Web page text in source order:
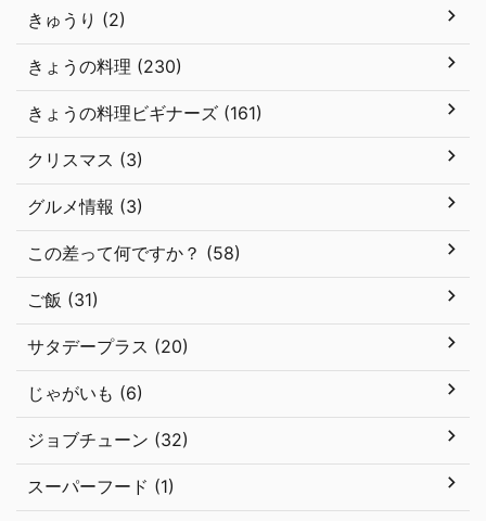
きゅうり (2)
きょうの料理 (230)
きょうの料理ビギナーズ (161)
クリスマス (3)
グルメ情報 (3)
この差って何ですか？ (58)
ご飯 (31)
サタデープラス (20)
じゃがいも (6)
ジョブチューン (32)
スーパーフード (1)